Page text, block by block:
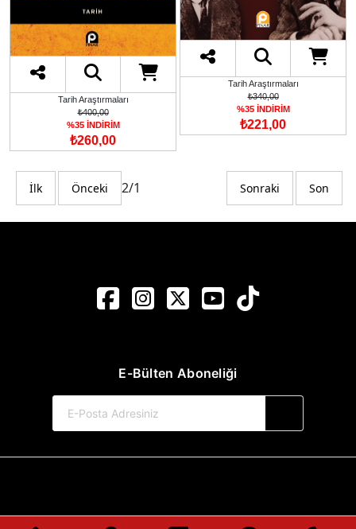
Tarih Araştırmaları
₺400,00
%35 İNDİRİM
₺260,00
Tarih Araştırmaları
₺340,00
%35 İNDİRİM
₺221,00
İlk Önceki 2/1 Sonraki Son
E-Bülten Aboneliği